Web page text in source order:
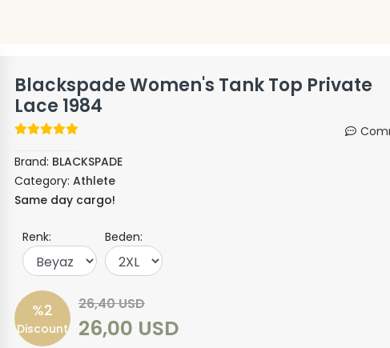
Blackspade Women's Tank Top Private
Lace 1984
Brand: BLACKSPADE
Category: Athlete
Same day cargo!
Renk: Beden:
%2
Discount
26,40 USD
26,00 USD